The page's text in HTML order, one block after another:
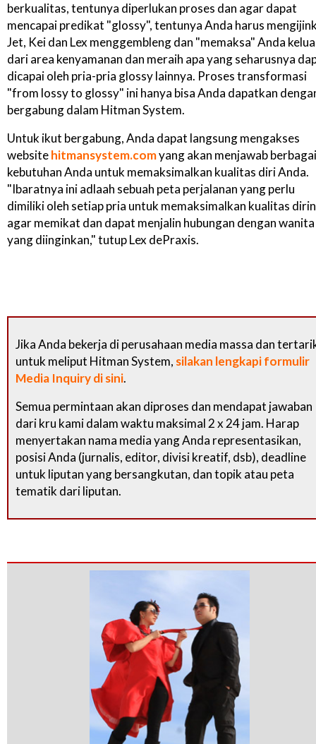
berkualitas, tentunya diperlukan proses dan agar dapat
mencapai predikat "glossy", tentunya Anda harus
Jet, Kei dan Lex menggembleng dan "memaksa" Anda
dari area kenyamanan dan meraih apa yang seharusnya
dicapai oleh pria-pria glossy lainnya. Proses transformasi
"from lossy to glossy" ini hanya bisa Anda dapatkan
bergabung dalam Hitman System.
Untuk ikut bergabung, Anda dapat langsung mengakses
websitehitmansystem.comyang akan menjawab berbagai
kebutuhan Anda untuk memaksimalkan kualitas diri Anda.
"Ibaratnya ini adlaah sebuah peta perjalanan yang perlu
dimiliki oleh setiap pria untuk memaksimalkan kualitas
agar memikat dan dapat menjalin hubungan dengan wanita
yang diinginkan," tutup Lex dePraxis.
Jika Anda bekerja di perusahaan media massa dan
untuk meliput Hitman System, silakan lengkapi formulir
Media Inquiry di sini.
Semua permintaan akan diproses dan mendapat jawaban
dari kru kami dalam waktu maksimal 2 x 24 jam. Harap
menyertakan nama media yang Anda representasikan,
posisi Anda (jurnalis, editor, divisi kreatif, dsb), deadline
untuk liputan yang bersangkutan, dan topik atau peta
tematik dari liputan.